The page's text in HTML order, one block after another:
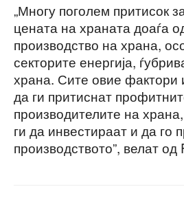
„Многу поголем притисок
цената на храната доаѓа
производство на храна,
секторите енергија,
храна. Сите овие фактори
да ги притиснат
производителите на
ги да инвестираат и да го
производството”, велат од